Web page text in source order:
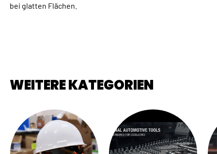
bei glatten Flächen.
WEITERE KATEGORIEN